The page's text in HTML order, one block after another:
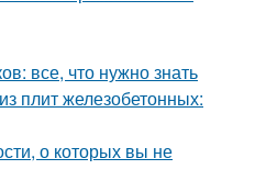
все, что нужно знать
плит железобетонных:
о которых вы не